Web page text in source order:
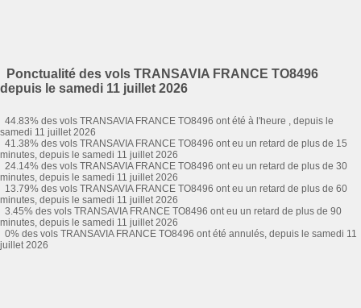
Ponctualité des vols TRANSAVIA FRANCE TO8496
depuis le samedi 11 juillet 2026
44.83% des vols TRANSAVIA FRANCE TO8496 ont été à l'heure , depuis le
samedi 11 juillet 2026
41.38% des vols TRANSAVIA FRANCE TO8496 ont eu un retard de plus de 15
minutes, depuis le samedi 11 juillet 2026
24.14% des vols TRANSAVIA FRANCE TO8496 ont eu un retard de plus de 30
minutes, depuis le samedi 11 juillet 2026
13.79% des vols TRANSAVIA FRANCE TO8496 ont eu un retard de plus de 60
minutes, depuis le samedi 11 juillet 2026
3.45% des vols TRANSAVIA FRANCE TO8496 ont eu un retard de plus de 90
minutes, depuis le samedi 11 juillet 2026
0% des vols TRANSAVIA FRANCE TO8496 ont été annulés, depuis le samedi 11
juillet 2026